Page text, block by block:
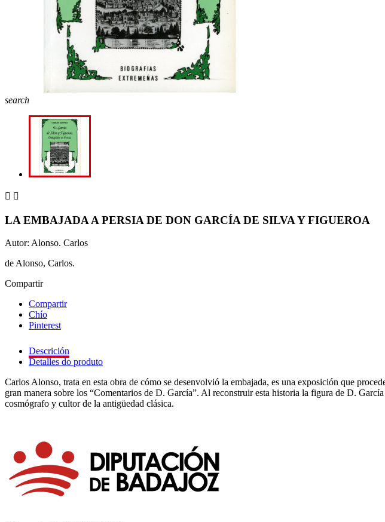
search
 
LA EMBAJADA A PERSIA DE DON GARCÍA DE SILVA Y FIGUEROA
Autor: Alonso. Carlos
de Alonso, Carlos.
Compartir
Compartir
Chío
Pinterest
Descrición
Detalles do produto
Carlos Alonso, trata en esta obra de cómo se desenvolvió la embajada, es una exposición que
gran manera sobre los “Comentarios de D. García”. Al reconstruir esta historia la figura de D.
cosmógrafo y cultor de la antigüedad clásica.